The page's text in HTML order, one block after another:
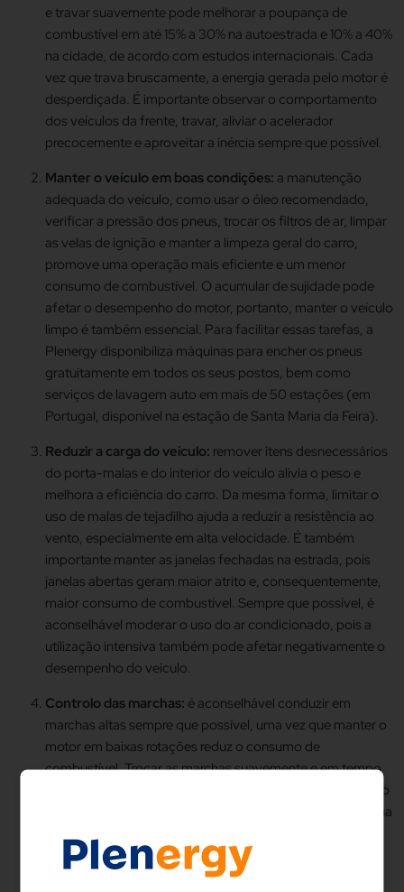
e travar suavemente pode melhorar a poupança de
combustível em até 15% a 30% na autoestrada e 10% a 40%
na cidade, de acordo com estudos internacionais. Cada
vez que trava bruscamente, a energia gerada pelo motor é
desperdiçada. É importante observar o comportamento
dos veículos da frente, travar, aliviar o acelerador
precocemente e aproveitar a inércia sempre que possível.
Manter o veículo em boas condições: a manutenção
adequada do veículo, como usar o óleo recomendado,
verificar a pressão dos pneus, trocar os filtros de ar, limpar
as velas de ignição e manter a limpeza geral do carro,
promove uma operação mais eficiente e um menor
consumo de combustível. O acumular de sujidade pode
afetar o desempenho do motor, portanto, manter o veículo
limpo é também essencial. Para facilitar essas tarefas, a
Plenergy disponibiliza máquinas para encher os pneus
gratuitamente em todos os seus postos, bem como
serviços de lavagem auto em mais de 50 estações (em
Portugal, disponível na estação de Santa Maria da Feira).
Reduzir a carga do veículo: remover itens desnecessários
do porta-malas e do interior do veículo alivia o peso e
melhora a eficiência do carro. Da mesma forma, limitar o
uso de malas de tejadilho ajuda a reduzir a resistência ao
vento, especialmente em alta velocidade. É também
importante manter as janelas fechadas na estrada, pois
janelas abertas geram maior atrito e, consequentemente,
maior consumo de combustível. Sempre que possível, é
aconselhável moderar o uso do ar condicionado, pois a
utilização intensiva também pode afetar negativamente o
desempenho do veículo.
Controlo das marchas: é aconselhável conduzir em
marchas altas sempre que possível, uma vez que manter o
motor em baixas rotações reduz o consumo de
combustível. Trocar as marchas suavemente e em tempo
útil, evitando acelerações bruscas e altas rotações, ajuda o
motor a funcionar de forma mais eficiente e prolonga a sua
Planear a viagem e encontrar postos de combustível